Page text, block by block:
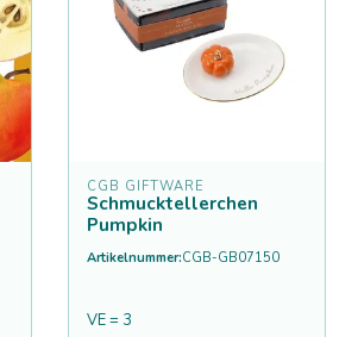
CGB GIFTWARE
Schmucktellerchen
Pumpkin
Artikelnummer:CGB-GB07150
VE = 3